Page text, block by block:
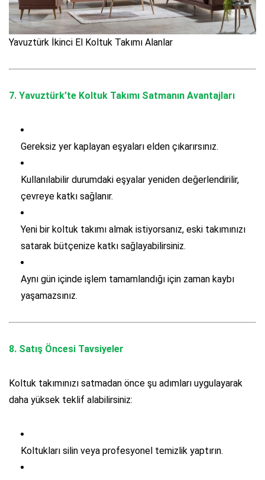
Yavuztürk İkinci El Koltuk Takımı Alanlar
7. Yavuztürk’te Koltuk Takımı Satmanın Avantajları
Gereksiz yer kaplayan eşyaları elden çıkarırsınız.
Kullanılabilir durumdaki eşyalar yeniden değerlendirilir,
çevreye katkı sağlanır.
Yeni bir koltuk takımı almak istiyorsanız, eski takımınızı
satarak bütçenize katkı sağlayabilirsiniz.
Aynı gün içinde işlem tamamlandığı için zaman kaybı
yaşamazsınız.
8. Satış Öncesi Tavsiyeler
Koltuk takımınızı satmadan önce şu adımları uygulayarak
daha yüksek teklif alabilirsiniz:
Koltukları silin veya profesyonel temizlik yaptırın.